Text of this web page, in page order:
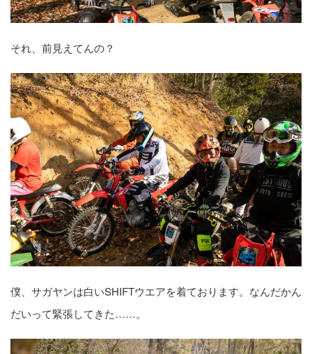
それ、前見えてんの？
僕、サガヤンは白いSHIFTウエアを着ております。なんだかん
だいって緊張してきた……。